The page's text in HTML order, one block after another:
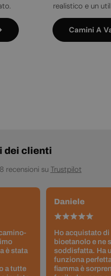
realistico e un
Camini A
dei clienti
recensioni su Trustpilot
è stata
a tutte
Daniele
Ho acquistato di
bioetanolo e ne
soddisfatta. Ha
funziona
fiamma è